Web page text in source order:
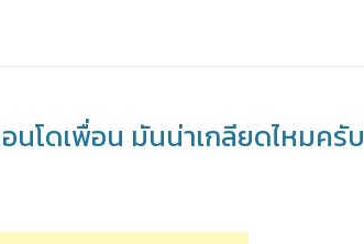
นโดเพื่อน มันน่าเกลียดไหมครับ